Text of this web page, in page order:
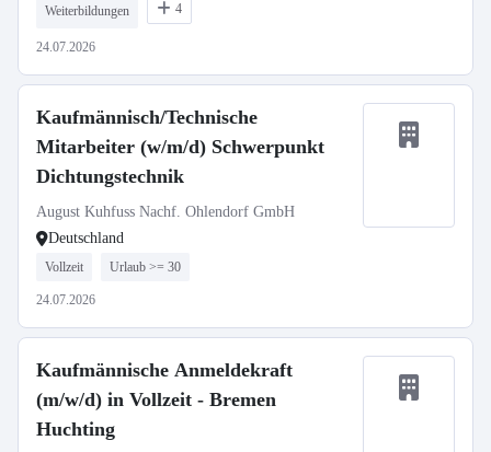
Weiterbildungen 4
24.07.2026
Kaufmännisch/Technische
Mitarbeiter (w/m/d) Schwerpunkt
Dichtungstechnik
August Kuhfuss Nachf. Ohlendorf GmbH
Deutschland
Vollzeit Urlaub >= 30
24.07.2026
Kaufmännische Anmeldekraft
(m/w/d) in Vollzeit - Bremen
Huchting